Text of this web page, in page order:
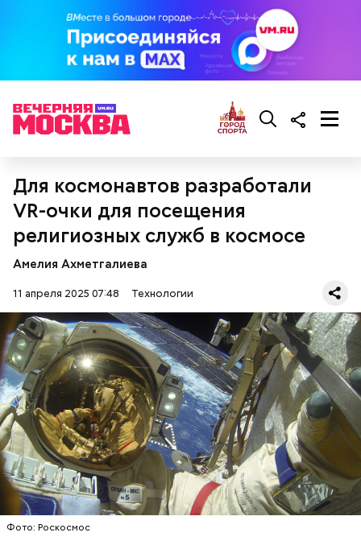
Для космонавтов разработали
VR-очки для посещения
религиозных служб в космосе
Амелия Ахметгалиева
11 апреля 2025 07:48 Технологии
Фото: Роскосмос